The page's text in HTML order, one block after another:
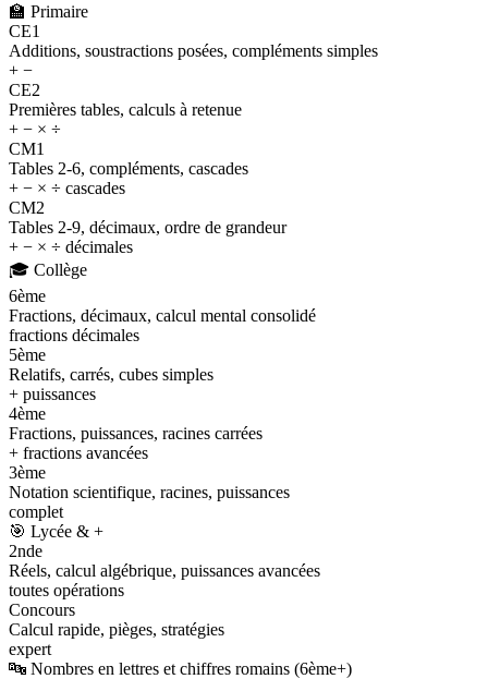
🏫 Primaire
CE1
Additions, soustractions posées, compléments simples
+ −
CE2
Premières tables, calculs à retenue
+ − × ÷
CM1
Tables 2-6, compléments, cascades
+ − × ÷ cascades
CM2
Tables 2-9, décimaux, ordre de grandeur
+ − × ÷ décimales
🎓 Collège
6ème
Fractions, décimaux, calcul mental consolidé
fractions décimales
5ème
Relatifs, carrés, cubes simples
+ puissances
4ème
Fractions, puissances, racines carrées
+ fractions avancées
3ème
Notation scientifique, racines, puissances
complet
🎯 Lycée & +
2nde
Réels, calcul algébrique, puissances avancées
toutes opérations
Concours
Calcul rapide, pièges, stratégies
expert
🔤 Nombres en lettres et chiffres romains (6ème+)